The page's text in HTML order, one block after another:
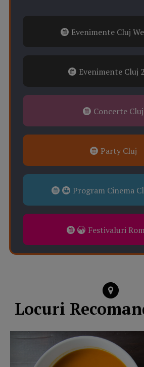
Evenimente Cluj
Evenimente Cluj
Concerte Cluj
Party Cluj
Program Cinema
Festivaluri
Locuri